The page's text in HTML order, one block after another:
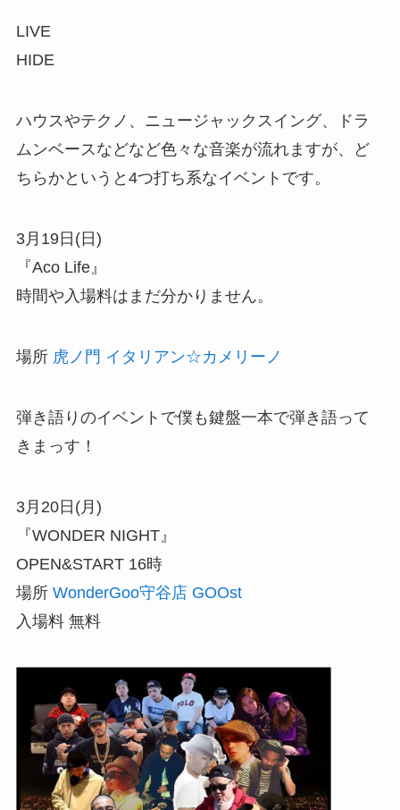
LIVE
HIDE
ハウスやテクノ、ニュージャックスイング、ドラ
ムンベースなどなど色々な音楽が流れますが、ど
ちらかというと4つ打ち系なイベントです。
3月19日(日)
『Aco Life』
時間や入場料はまだ分かりません。
場所 虎ノ門 イタリアン☆カメリーノ
弾き語りのイベントで僕も鍵盤一本で弾き語って
きまっす！
3月20日(月)
『WONDER NIGHT』
OPEN&START 16時
場所 WonderGoo守谷店 GOOst
入場料 無料